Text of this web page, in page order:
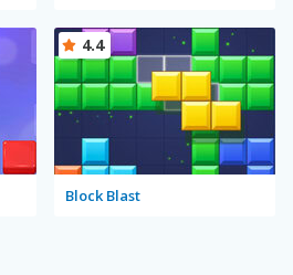
Block Blast
4.4